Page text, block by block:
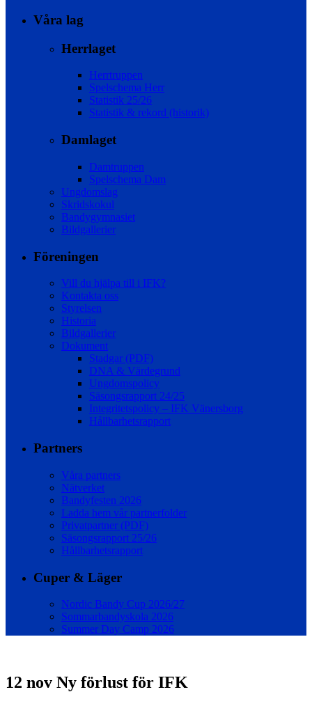
Våra lag
Herrlaget
Herrtruppen
Spelschema Herr
Statistik 25/26
Statistik & rekord (historik)
Damlaget
Damtruppen
Spelschema Dam
Ungdomslag
Skridskokul
Bandygymnasiet
Bildgallerier
Föreningen
Vill du hjälpa till i IFK?
Kontakta oss
Styrelsen
Historia
Bildgallerier
Dokument
Stadgar (PDF)
DNA & Värdegrund
Ungdomspolicy
Säsongsrapport 24/25
Integritetspolicy – IFK Vänersborg
Hållbarhetsrapport
Partners
Våra partners
Nätverket
Bandyfesten 2026
Ladda hem vår partnerfolder
Privatpartner (PDF)
Säsongsrapport 25/26
Hållbarhetsrapport
Cuper & Läger
Nordic Bandy Cup 2026/27
Sommarbandyskola 2026
Summer Day Camp 2026
12 nov Ny förlust för IFK